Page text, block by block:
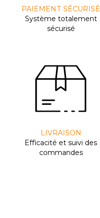
PAIEMENT SÉCURISÉ
Système totalement
sécurisé
LIVRAISON
Efﬁcacité et suivi des
commandes